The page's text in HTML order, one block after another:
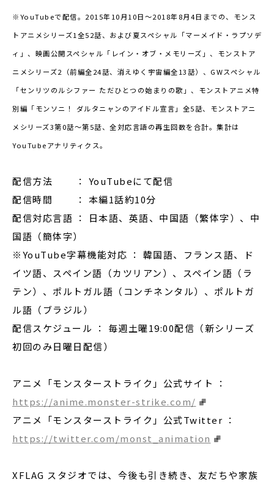
※YouTubeで配信。2015年10月10日～2018年8月4日までの、モンス
トアニメシリーズ1全52話、および夏スペシャル「マーメイド・ラプソデ
ィ」、映画公開スペシャル「レイン・オブ・メモリーズ」、モンストア
ニメシリーズ2（前編全24話、消えゆく宇宙編全13話）、GWスペシャル
「センリツのルシファー ただひとつの始まりの歌」、モンストアニメ特
別編「モンソニ！ ダルタニャンのアイドル宣言」全5話、モンストアニ
メシリーズ3第0話～第5話、全対応言語の再生回数を合計。集計は
YouTubeアナリティクス。
配信方法 ： YouTubeにて配信
配信時間 ： 本編1話約10分
配信対応言語 ： 日本語、英語、中国語（繁体字）、中
国語（簡体字）
※YouTube字幕機能対応 ： 韓国語、フランス語、ド
イツ語、スペイン語（カツリアン）、スペイン語（ラ
テン）、ポルトガル語（コンチネンタル）、ポルトガ
ル語（ブラジル）
配信スケジュール ： 毎週土曜19:00配信（新シリーズ
初回のみ日曜日配信）
アニメ「モンスターストライク」公式サイト ：
https://anime.monster-strike.com/
アニメ「モンスターストライク」公式Twitter ：
https://twitter.com/monst_animation
XFLAG スタジオでは、今後も引き続き、友だちや家族